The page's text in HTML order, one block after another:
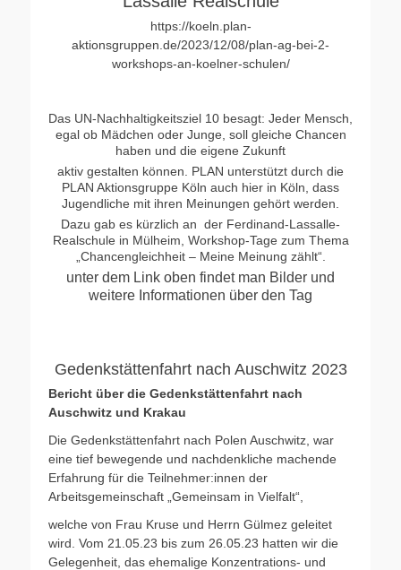
https://koeln.plan-
aktionsgruppen.de/2023/12/08/plan-ag-bei-2-
workshops-an-koelner-schulen/
Das UN-Nachhaltigkeitsziel 10 besagt: Jeder Mensch,
egal ob Mädchen oder Junge, soll gleiche Chancen
haben und die eigene Zukunft
aktiv gestalten können. PLAN unterstützt durch die
PLAN Aktionsgruppe Köln auch hier in Köln, dass
Jugendliche mit ihren Meinungen gehört werden.
Dazu gab es kürzlich an der Ferdinand-Lassalle-
Realschule in Mülheim, Workshop-Tage zum Thema
„Chancengleichheit – Meine Meinung zählt“.
unter dem Link oben findet man Bilder und
weitere Informationen über den Tag
Gedenkstättenfahrt nach Auschwitz 2023
Bericht über die Gedenkstättenfahrt nach
Auschwitz und Krakau
Die Gedenkstättenfahrt nach Polen Auschwitz, war
eine tief bewegende und nachdenkliche machende
Erfahrung für die Teilnehmer:innen der
Arbeitsgemeinschaft „Gemeinsam in Vielfalt“,
welche von Frau Kruse und Herrn Gülmez geleitet
wird. Vom 21.05.23 bis zum 26.05.23 hatten wir die
Gelegenheit, das ehemalige Konzentrations- und